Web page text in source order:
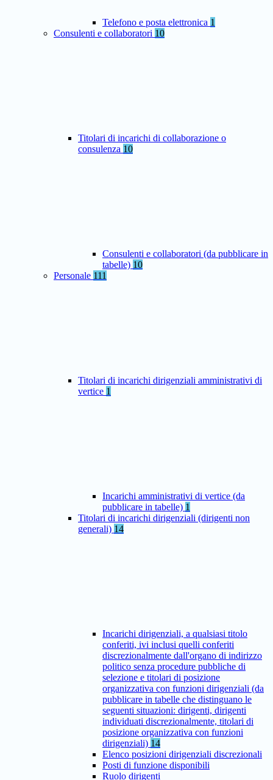
Telefono e posta elettronica 1
Consulenti e collaboratori 10
Titolari di incarichi di collaborazione o
consulenza 10
Consulenti e collaboratori (da pubblicare in
tabelle) 10
Personale 111
Titolari di incarichi dirigenziali amministrativi di
vertice 1
Incarichi amministrativi di vertice (da
pubblicare in tabelle) 1
Titolari di incarichi dirigenziali (dirigenti non
generali) 14
Incarichi dirigenziali, a qualsiasi titolo
conferiti, ivi inclusi quelli conferiti
discrezionalmente dall'organo di indirizzo
politico senza procedure pubbliche di
selezione e titolari di posizione
organizzativa con funzioni dirigenziali (da
pubblicare in tabelle che distinguano le
seguenti situazioni: dirigenti, dirigenti
individuati discrezionalmente, titolari di
posizione organizzativa con funzioni
dirigenziali) 14
Elenco posizioni dirigenziali discrezionali
Posti di funzione disponibili
Ruolo dirigenti